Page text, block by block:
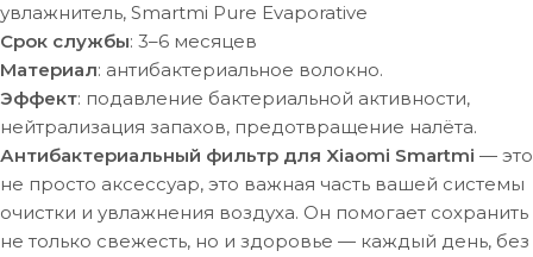
увлажнитель, Smartmi Pure Evaporative
Срок службы: 3–6 месяцев
Материал: антибактериальное волокно.
Эффект: подавление бактериальной активности,
нейтрализация запахов, предотвращение налёта.
Антибактериальный фильтр для Xiaomi Smartmi — это
не просто аксессуар, это важная часть вашей системы
очистки и увлажнения воздуха. Он помогает сохранить
не только свежесть, но и здоровье — каждый день, без